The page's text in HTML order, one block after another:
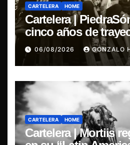
CARTELERA HOME
Cartelera |
cinco años de
The Ganjas en el
06/08/2026 GONZALO
CARTELERA HOME
Cartelera | Mortiis